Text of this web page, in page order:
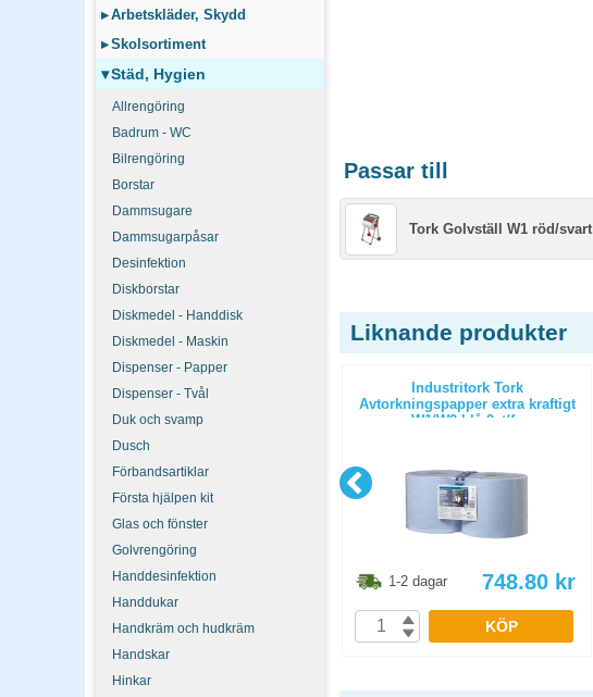
▸Arbetskläder, Skydd
▸Skolsortiment
▾Städ, Hygien
Allrengöring
Badrum - WC
Bilrengöring
Borstar
Dammsugare
Dammsugarpåsar
Desinfektion
Diskborstar
Diskmedel - Handdisk
Diskmedel - Maskin
Dispenser - Papper
Dispenser - Tvål
Duk och svamp
Dusch
Förbandsartiklar
Första hjälpen kit
Glas och fönster
Golvrengöring
Handdesinfektion
Handdukar
Handkräm och hudkräm
Handskar
Hinkar
Passar till
Tork Golvställ W1 röd/svart
Liknande produkter
Stiftpenna Bic Matic grip 0,7mm
sorterade färger 12st/fp
1-2 dagar
KÖP
Industritork Tork
Avtorkningspapper extra kraftigt
W1/W2 blå 2st/fp
1-2 dagar 748.80 kr
KÖP